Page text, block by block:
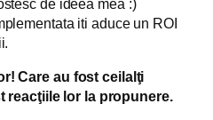
de ideea mea :)
iti aduce un ROI
Care au fost ceilalţi
reacţiile lor la propunere.